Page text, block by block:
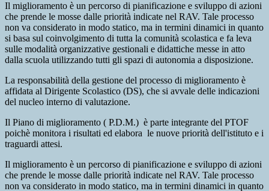
Il miglioramento è un percorso di pianificazione e sviluppo di azioni
che prende le mosse dalle priorità indicate nel RAV. Tale processo
non va considerato in modo statico, ma in termini dinamici in quanto
si basa sul coinvolgimento di tutta la comunità scolastica e fa leva
sulle modalità organizzative gestionali e didattiche messe in atto
dalla scuola utilizzando tutti gli spazi di autonomia a disposizione.
La responsabilità della gestione del processo di miglioramento è
affidata al Dirigente Scolastico (DS), che si avvale delle indicazioni
del nucleo interno di valutazione.
Il Piano di miglioramento ( P.D.M.) è parte integrante del PTOF
poichè monitora i risultati ed elabora le nuove priorità dell'istituto e i
traguardi attesi.
Il miglioramento è un percorso di pianificazione e sviluppo di azioni
che prende le mosse dalle priorità indicate nel RAV. Tale processo
non va considerato in modo statico, ma in termini dinamici in quanto